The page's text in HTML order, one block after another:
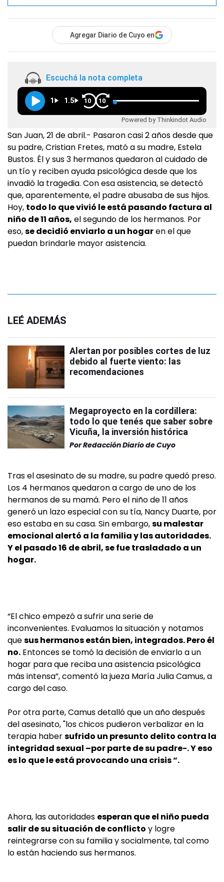
Agregar Diario de Cuyo en
Escuchá la nota completa
1 1.5 10 10
Powered by Thinkindot Audio
San Juan, 21 de abril.- Pasaron casi 2 años desde que
su padre, Cristian Fretes, mató a su madre, Estela
Bustos. Él y sus 3 hermanos quedaron al cuidado de
un tío y reciben ayuda psicológica desde que los
invadió la tragedia. Con esa asistencia, se detectó
que, aparentemente, el padre abusaba de sus hijos.
Hoy, todo lo que vivió le está pasando factura al
niño de 11 años, el segundo de los hermanos. Por
eso,se decidió enviarlo a un hogaren el que
puedan brindarle mayor asistencia.
LEÉ ADEMÁS
Alertan por posibles cortes de luz
debido al fuerte viento: las
recomendaciones
Megaproyecto en la cordillera:
todo lo que tenés que saber sobre
Vicuña, la inversión histórica
PorRedacción Diario de Cuyo
Tras el asesinato de su madre, su padre quedó preso.
Los 4 hermanos quedaron a cargo de uno de los
hermanos de su mamá. Pero el niño de 11 años
generó un lazo especial con su tía, Nancy Duarte, por
eso estaba en su casa. Sin embargo,su malestar
emocional alertó a la familia y las autoridades.
Y el pasado 16 de abril, se fue trasladado a un
hogar.
“El chico empezó a sufrir una serie de
inconvenientes. Evaluamos la situación y notamos
quesus hermanos están bien, integrados. Pero él
no. Entonces se tomó la decisión de enviarlo a un
hogar para que reciba una asistencia psicológica
más intensa”, comentó la jueza María Julia Camus, a
cargo del caso.
Por otra parte, Camus detalló que un año después
del asesinato, "los chicos pudieron verbalizar en la
terapia habersufrido un presunto delito contra la
integridad sexual –por parte de su padre-. Y eso
es lo que le está provocando una crisis “.
Ahora, las autoridades esperan que el niño pueda
salir de su situación de conflicto y logre
reintegrarse con su familia y socialmente, tal como
lo están haciendo sus hermanos.